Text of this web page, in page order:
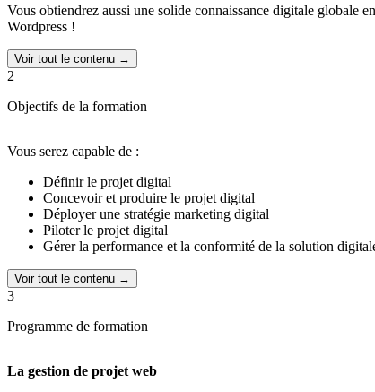
Vous obtiendrez aussi une solide connaissance digitale globale
Wordpress !
Voir tout le contenu →
2
Objectifs de la formation
Vous serez capable de :
Définir le projet digital
Concevoir et produire le projet digital
Déployer une stratégie marketing digital
Piloter le projet digital
Gérer la performance et la conformité de la solution
Voir tout le contenu →
3
Programme de formation
La gestion de projet web